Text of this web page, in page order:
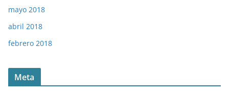
mayo 2018
abril 2018
febrero 2018
Meta